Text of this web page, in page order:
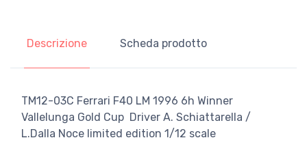
Descrizione Scheda prodotto
TM12-03C Ferrari F40 LM 1996 6h Winner
Vallelunga Gold Cup Driver A. Schiattarella /
L.Dalla Noce limited edition 1/12 scale